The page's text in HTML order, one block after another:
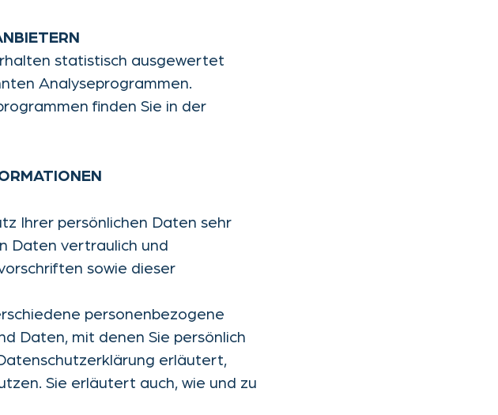
statistisch ausgewertet
Analyseprogrammen.
finden Sie in der
Ihrer persönlichen Daten sehr
Daten vertraulich und
sowie dieser
personenbezogene
Daten, mit denen Sie persönlich
erläutert,
Sie erläutert auch, wie und zu